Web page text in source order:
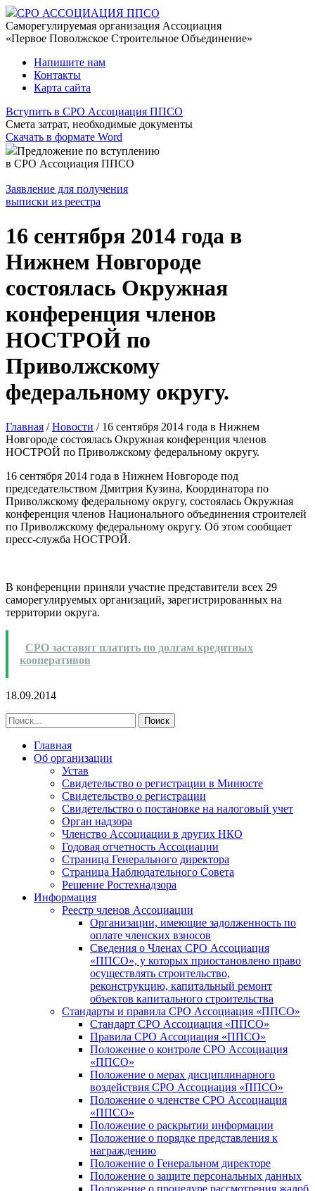
СРО АССОЦИАЦИЯ ППСО
Саморегулируемая организация Ассоциация
«Первое Поволжское Строительное Объединение»
Напишите нам
Контакты
Карта сайта
Вступить в СРО Ассоциация ППСО
Смета затрат, необходимые документы
Скачать в формате Word
Предложение по вступлению
в СРО Ассоциация ППСО
Заявление для получения
выписки из реестра
16 сентября 2014 года в
Нижнем Новгороде
состоялась Окружная
конференция членов
НОСТРОЙ по
Приволжскому
федеральному округу.
Главная /Новости / 16 сентября 2014 года в Нижнем
Новгороде состоялась Окружная конференция членов
НОСТРОЙ по Приволжскому федеральному округу.
16 сентября 2014 года в Нижнем Новгороде под
председательством Дмитрия Кузина, Координатора по
Приволжскому федеральному округу, состоялась Окружная
конференция членов Национального объединения строителей
по Приволжскому федеральному округу. Об этом сообщает
пресс-служба НОСТРОЙ.
В конференции приняли участие представители всех 29
саморегулируемых организаций, зарегистрированных на
территории округа.
СРО заставят платить по долгам кредитных
кооперативов
18.09.2014
Главная
Об организации
Устав
Свидетельство о регистрации в Минюсте
Свидетельство о регистрации
Свидетельство о постановке на налоговый учет
Орган надзора
Членство Ассоциации в других НКО
Годовая отчетность Ассоциации
Страница Генерального директора
Страница Наблюдательного Совета
Решение Ростехнадзора
Информация
Реестр членов Ассоциации
Организации, имеющие задолженность по
оплате членских взносов
Сведения о Членах СРО Ассоциация
«ППСО», у которых приостановлено право
осуществлять строительство,
реконструкцию, капитальный ремонт
объектов капитального строительства
Стандарты и правила СРО Ассоциация «ППСО»
Стандарт СРО Ассоциация «ППСО»
Правила СРО Ассоциация «ППСО»
Положение о контроле СРО Ассоциация
«ППСО»
Положение о мерах дисциплинарного
воздействия СРО Ассоциация «ППСО»
Положение о членстве СРО Ассоциация
«ППСО»
Положение о раскрытии информации
Положение о порядке представления к
награждению
Положение о Генеральном директоре
Положение о защите персональных данных
Положение o процедуре рассмотрения жалоб